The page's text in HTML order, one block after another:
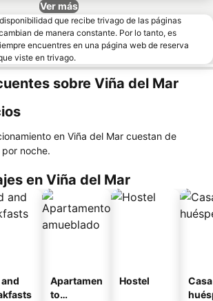
Ver más
que recibe trivago de las páginas
de manera constante. Por lo tanto, es
encuentres en una página web de reserva
viste en trivago.
sobre Viña del Mar
en Viña del Mar cuestan de
por noche.
en Viña del Mar
Apartamen
to
Hostel